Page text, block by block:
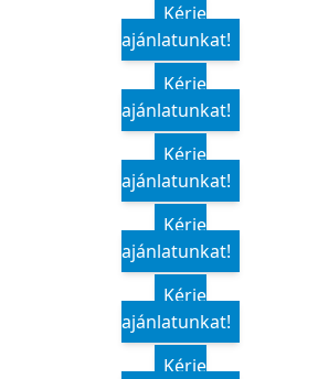
Kérje
ajánlatunkat!
Kérje
ajánlatunkat!
Kérje
ajánlatunkat!
Kérje
ajánlatunkat!
Kérje
ajánlatunkat!
Kérje